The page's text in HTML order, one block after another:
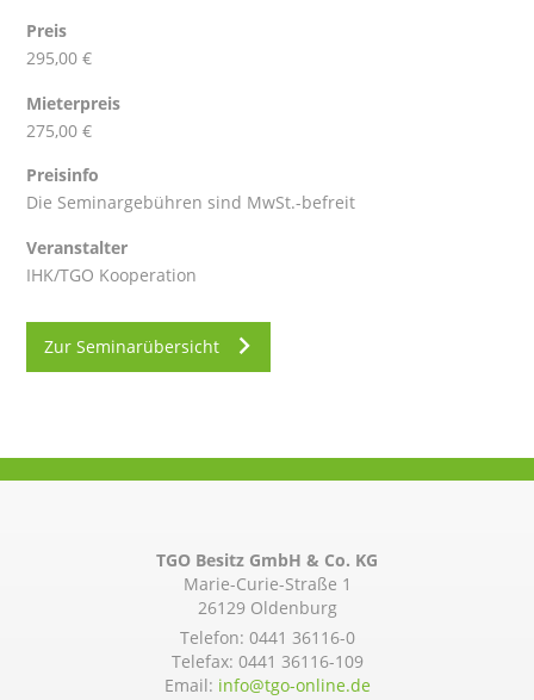
Preis
295,00 €
Mieterpreis
275,00 €
Preisinfo
Die Seminargebühren sind MwSt.-befreit
Veranstalter
IHK/TGO Kooperation
Zur Seminarübersicht
TGO Besitz GmbH & Co. KG
Marie-Curie-Straße 1
26129 Oldenburg
Telefon: 0441 36116-0
Telefax: 0441 36116-109
Email: info@­tgo-online.de